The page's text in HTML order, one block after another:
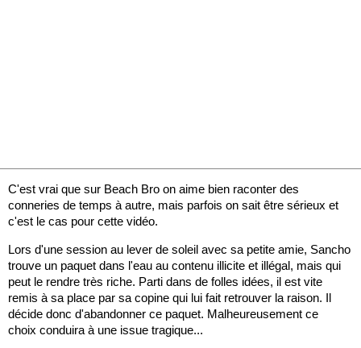
C'est vrai que sur Beach Bro on aime bien raconter des
conneries de temps à autre, mais parfois on sait être sérieux et
c'est le cas pour cette vidéo.
Lors d'une session au lever de soleil avec sa petite amie, Sancho
trouve un paquet dans l'eau au contenu illicite et illégal, mais qui
peut le rendre très riche. Parti dans de folles idées, il est vite
remis à sa place par sa copine qui lui fait retrouver la raison. Il
décide donc d'abandonner ce paquet. Malheureusement ce
choix conduira à une issue tragique...